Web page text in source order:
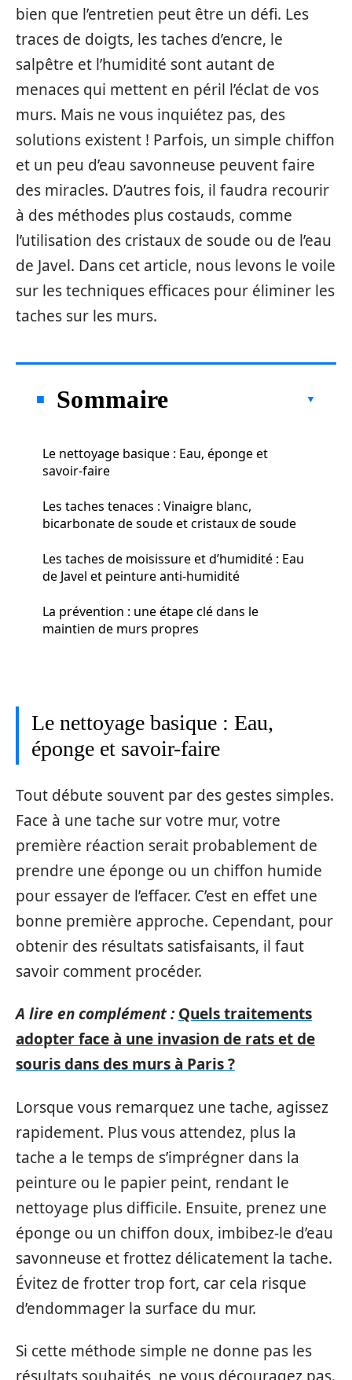
bien que l’entretien peut être un défi. Les
traces de doigts, les taches d’encre, le
salpêtre et l’humidité sont autant de
menaces qui mettent en péril l’éclat de vos
murs. Mais ne vous inquiétez pas, des
solutions existent ! Parfois, un simple chiffon
et un peu d’eau savonneuse peuvent faire
des miracles. D’autres fois, il faudra recourir
à des méthodes plus costauds, comme
l’utilisation des cristaux de soude ou de l’eau
de Javel. Dans cet article, nous levons le voile
sur les techniques efficaces pour éliminer les
taches sur les murs.
Sommaire
Le nettoyage basique : Eau, éponge et
savoir-faire
Les taches tenaces : Vinaigre blanc,
bicarbonate de soude et cristaux de soude
Les taches de moisissure et d’humidité : Eau
de Javel et peinture anti-humidité
La prévention : une étape clé dans le
maintien de murs propres
Le nettoyage basique : Eau,
éponge et savoir-faire
Tout débute souvent par des gestes simples.
Face à une tache sur votre mur, votre
première réaction serait probablement de
prendre une éponge ou un chiffon humide
pour essayer de l’effacer. C’est en effet une
bonne première approche. Cependant, pour
obtenir des résultats satisfaisants, il faut
savoir comment procéder.
A lire en complément : Quels traitements
adopter face à une invasion de rats et de
souris dans des murs à Paris ?
Lorsque vous remarquez une tache, agissez
rapidement. Plus vous attendez, plus la
tache a le temps de s’imprégner dans la
peinture ou le papier peint, rendant le
nettoyage plus difficile. Ensuite, prenez une
éponge ou un chiffon doux, imbibez-le d’eau
savonneuse et frottez délicatement la tache.
Évitez de frotter trop fort, car cela risque
d’endommager la surface du mur.
Si cette méthode simple ne donne pas les